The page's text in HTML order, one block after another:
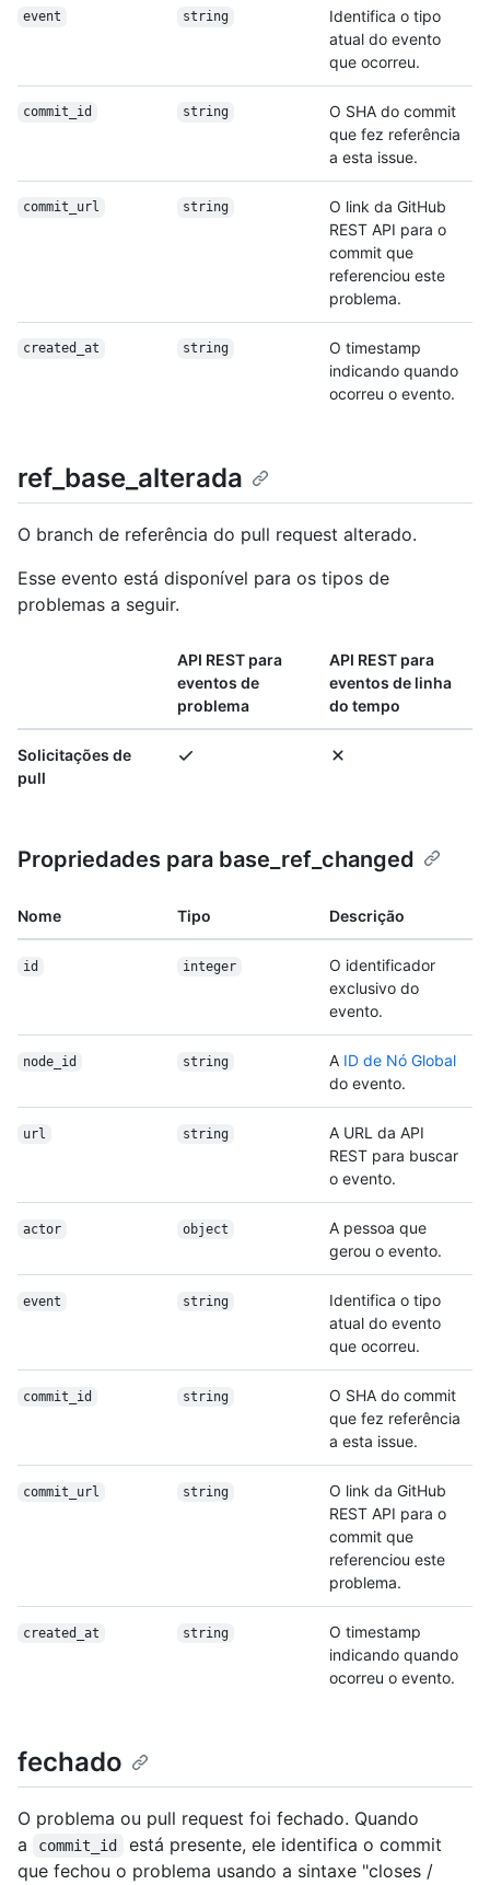
event string
Identifica o tipo
atual do evento
que ocorreu.
commit_id string
O SHA do commit
que fez referência
a esta issue.
commit_url string
O link da GitHub
REST API para o
commit que
referenciou este
problema.
created_at string
O timestamp
indicando quando
ocorreu o evento.
ref_base_alterada
O branch de referência do pull request alterado.
Esse evento está disponível para os tipos de
problemas a seguir.
API REST para
eventos de
problema
API REST para
eventos de linha
do tempo
Solicitações de
pull
Propriedades para base_ref_changed
Nome Tipo Descrição
id integer
O identificador
exclusivo do
evento.
node_id string A ID de Nó Global
do evento.
url string
A URL da API
REST para buscar
o evento.
actor object
A pessoa que
gerou o evento.
event string
Identifica o tipo
atual do evento
que ocorreu.
commit_id string
O SHA do commit
que fez referência
a esta issue.
commit_url string
O link da GitHub
REST API para o
commit que
referenciou este
problema.
created_at string
O timestamp
indicando quando
ocorreu o evento.
fechado
O problema ou pull request foi fechado. Quando
a
commit_id
está presente, ele identifica o commit
que fechou o problema usando a sintaxe "closes /